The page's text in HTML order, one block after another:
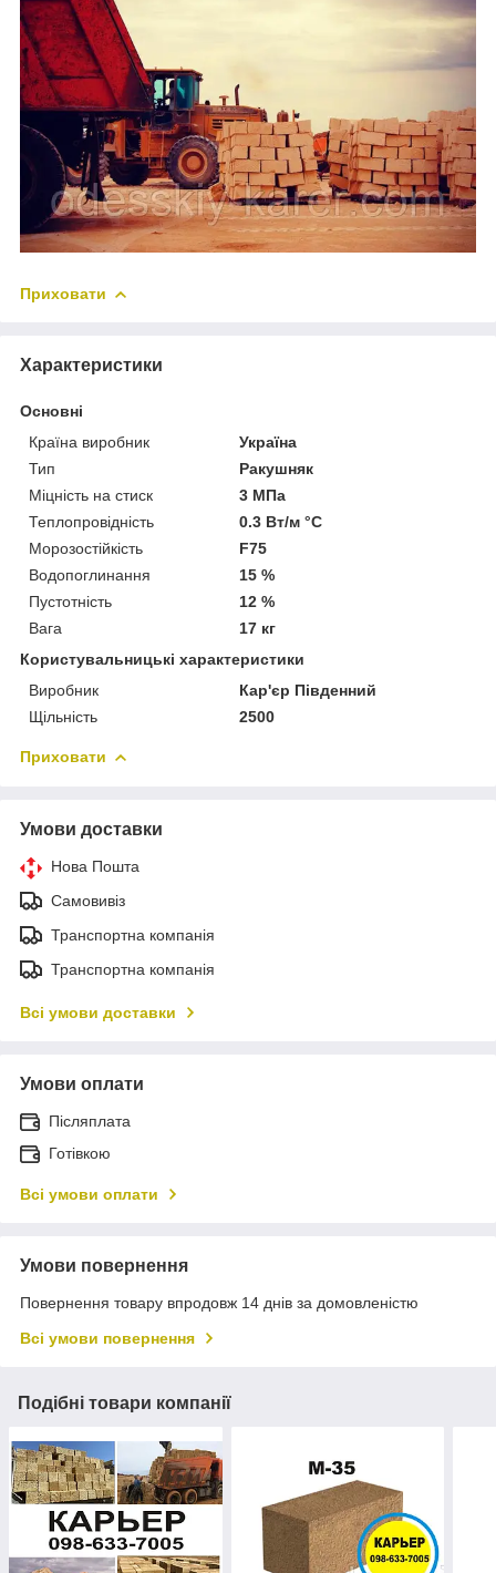
Приховати
Характеристики
Основні
Країна виробник
Україна
Тип
Ракушняк
Міцність на стиск
3 МПа
Теплопровідність
0.3 Вт/м °С
Морозостійкість
F75
Водопоглинання
15 %
Пустотність
12 %
Вага
17 кг
Користувальницькі характеристики
Виробник
Кар'єр Південний
Щільність
2500
Приховати
Умови доставки
Нова Пошта
Самовивіз
Транспортна компанія
Транспортна компанія
Всі умови доставки
Умови оплати
Післяплата
Готівкою
Всі умови оплати
Умови повернення
Повернення товару впродовж 14 днів за домовленістю
Всі умови повернення
Подібні товари компанії